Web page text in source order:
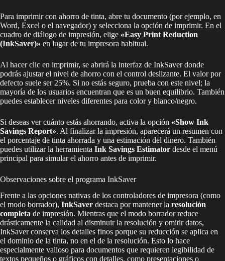
Para imprimir con ahorro de tinta, abre tu documento (por ejemplo, en
Word, Excel o el navegador) y selecciona la opción de imprimir. En el
cuadro de diálogo de impresión, elige «Easy Print Reduction
(InkSaver)» en lugar de tu impresora habitual.
Al hacer clic en imprimir, se abrirá la interfaz de InkSaver donde
podrás ajustar el nivel de ahorro con el control deslizante. El valor por
defecto suele ser 25%. Si no estás seguro, prueba con este nivel; la
mayoría de los usuarios encuentran que es un buen equilibrio. También
puedes establecer niveles diferentes para color y blanco/negro.
Si deseas ver cuánto estás ahorrando, activa la opción «Show Ink
Savings Report». Al finalizar la impresión, aparecerá un resumen con
el porcentaje de tinta ahorrada y una estimación del dinero. También
puedes utilizar la herramienta Ink Savings Estimator desde el menú
principal para simular el ahorro antes de imprimir.
Observaciones sobre el programa InkSaver
Frente a las opciones nativas de los controladores de impresora (como
el modo borrador), InkSaver destaca por mantener la resolución
completa de impresión. Mientras que el modo borrador reduce
drásticamente la calidad al disminuir la resolución y omitir datos,
InkSaver conserva los detalles finos porque su reducción se aplica en
el dominio de la tinta, no en el de la resolución. Esto lo hace
especialmente valioso para documentos que requieren legibilidad de
textos pequeños o gráficos con detalles, como presentaciones o